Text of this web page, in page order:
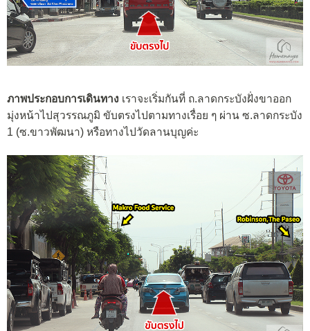
ภาพประกอบการเดินทาง เราจะเริ่มกันที่ ถ.ลาดกระบังฝั่งขาออก
มุ่งหน้าไปสุวรรณภูมิ ขับตรงไปตามทางเรื่อย ๆ ผ่าน ซ.ลาดกระบัง
1 (ซ.ขาวพัฒนา) หรือทางไปวัดลานบุญค่ะ